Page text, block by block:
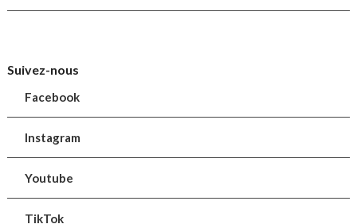
Suivez-nous
Facebook
Instagram
Youtube
TikTok